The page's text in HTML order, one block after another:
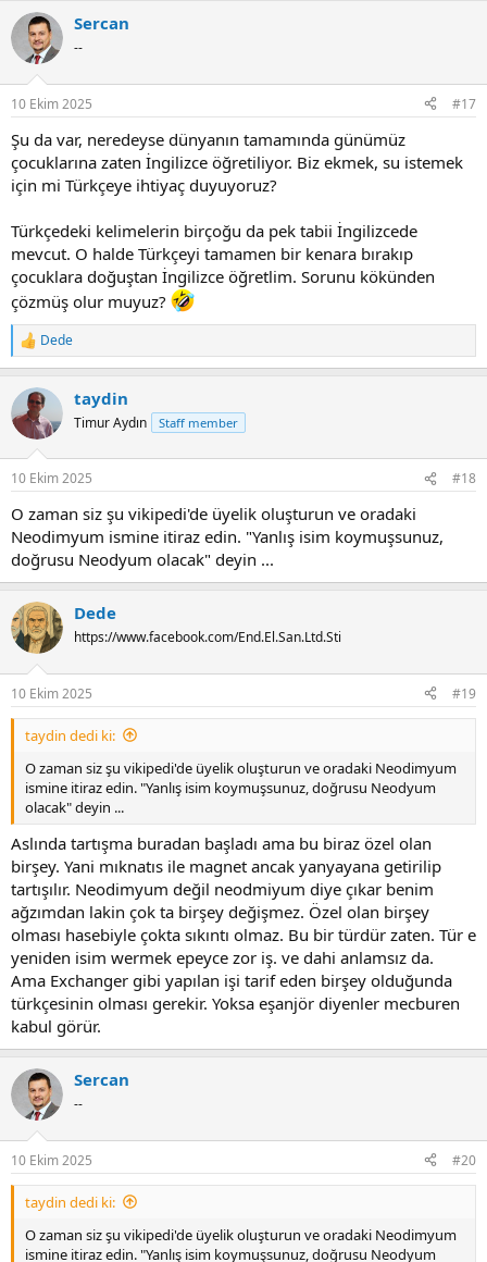
c
i
s
Sercan
--
10 Ekim 2025 #17
Şu da var, neredeyse dünyanın tamamında günümüz
çocuklarına zaten İngilizce öğretiliyor. Biz ekmek, su istemek
için mi Türkçeye ihtiyaç duyuyoruz?
Türkçedeki kelimelerin birçoğu da pek tabii İngilizcede
mevcut. O halde Türkçeyi tamamen bir kenara bırakıp
çocuklara doğuştan İngilizce öğretlim. Sorunu kökünden
çözmüş olur muyuz?
R
e
c
t
i
s
Dede
taydin
Timur Aydın Staff member
10 Ekim 2025 #18
O zaman siz şu vikipedi'de üyelik oluşturun ve oradaki
Neodimyum ismine itiraz edin. "Yanlış isim koymuşsunuz,
doğrusu Neodyum olacak" deyin ...
Dede
https://www.facebook.com/End.El.San.Ltd.Sti
10 Ekim 2025 #19
taydin dedi ki:
O zaman siz şu vikipedi'de üyelik oluşturun ve oradaki Neodimyum
ismine itiraz edin. "Yanlış isim koymuşsunuz, doğrusu Neodyum
olacak" deyin ...
Aslında tartışma buradan başladı ama bu biraz özel olan
birşey. Yani mıknatıs ile magnet ancak yanyayana getirilip
tartışılır. Neodimyum değil neodmiyum diye çıkar benim
ağzımdan lakin çok ta birşey değişmez. Özel olan birşey
olması hasebiyle çokta sıkıntı olmaz. Bu bir türdür zaten. Tür e
yeniden isim wermek epeyce zor iş. ve dahi anlamsız da.
Ama Exchanger gibi yapılan işi tarif eden birşey olduğunda
türkçesinin olması gerekir. Yoksa eşanjör diyenler mecburen
kabul görür.
Sercan
--
10 Ekim 2025 #20
taydin dedi ki:
O zaman siz şu vikipedi'de üyelik oluşturun ve oradaki Neodimyum
ismine itiraz edin. "Yanlış isim koymuşsunuz, doğrusu Neodyum